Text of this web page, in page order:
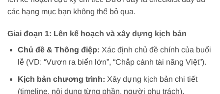
các hạng mục bạn không thể bỏ qua.
Giai đoạn 1: Lên kế hoạch và xây dựng kịch bản
Chủ đề & Thông điệp: Xác định chủ đề chính của buổi
lễ (VD: “Vươn ra biển lớn”, “Chắp cánh tài năng Việt”).
Kịch bản chương trình: Xây dựng kịch bản chi tiết
(timeline, nội dung từng phần, người phụ trách).